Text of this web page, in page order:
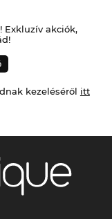
Exkluzív akciók,
kezeléséről itt